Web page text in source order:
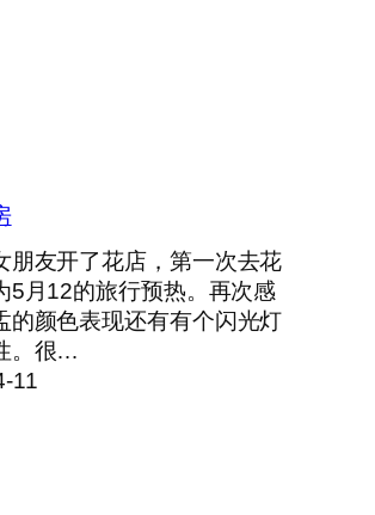
朋友开了花店，第一次去花
5月12的旅行预热。再次感
的颜色表现还有有个闪光灯
。很…
11